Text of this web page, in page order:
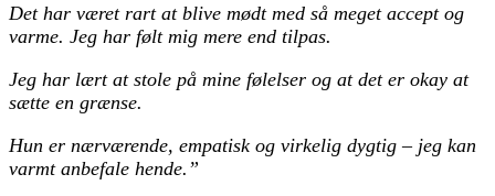
Det har været rart at blive mødt med så meget accept og
varme. Jeg har følt mig mere end tilpas.
Jeg har lært at stole på mine følelser og at det er okay at
sætte en grænse.
Hun er nærværende, empatisk og virkelig dygtig – jeg kan
varmt anbefale hende.”